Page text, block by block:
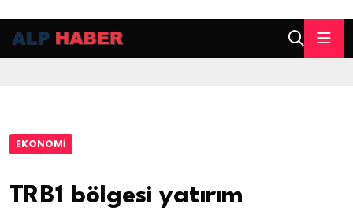
EKONOMI
TRB1 bölgesi yatırım